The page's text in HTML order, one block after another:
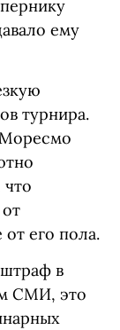
ему
турнира.
его пола.
в
СМИ, это